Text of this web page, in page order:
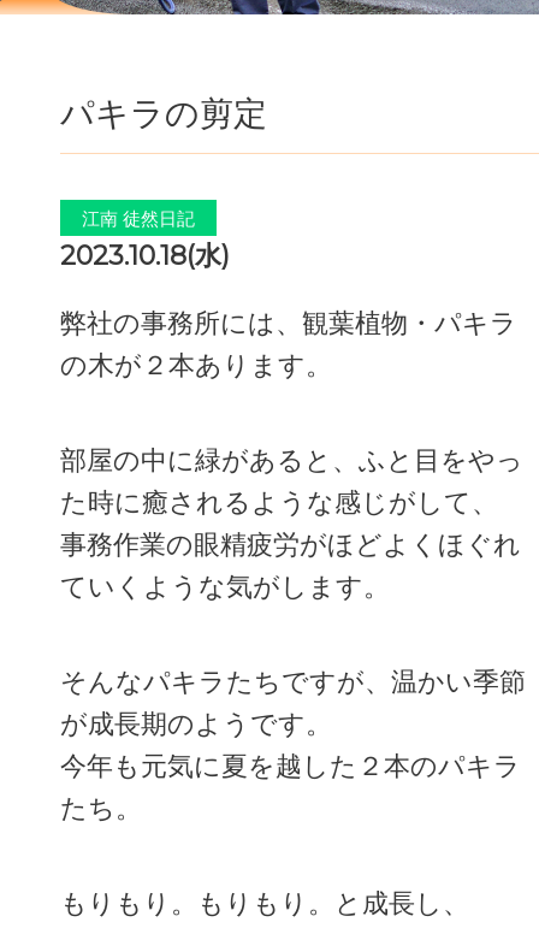
パキラの剪定
江南 徒然日記
2023.10.18(水)
弊社の事務所には、観葉植物・パキラ
の木が２本あります。
部屋の中に緑があると、ふと目をやっ
た時に癒されるような感じがして、
事務作業の眼精疲労がほどよくほぐれ
ていくような気がします。
そんなパキラたちですが、温かい季節
が成長期のようです。
今年も元気に夏を越した２本のパキラ
たち。
もりもり。もりもり。と成長し、